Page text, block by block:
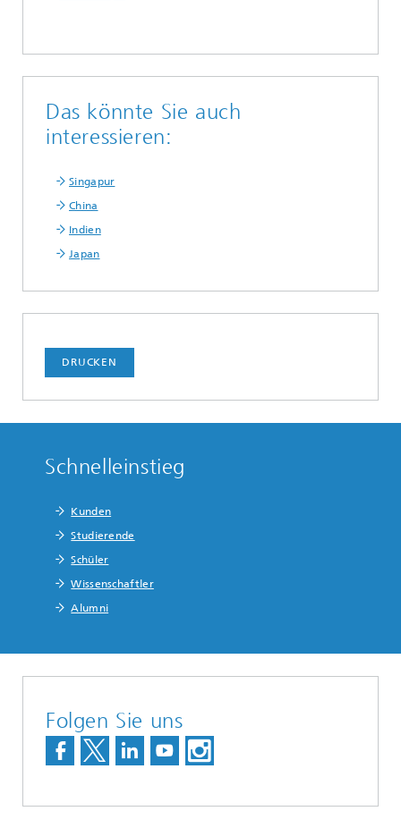
Das könnte Sie auch
interessieren:
Singapur
China
Indien
Japan
DRUCKEN
Schnelleinstieg
Kunden
Studierende
Schüler
Wissenschaftler
Alumni
Folgen Sie uns